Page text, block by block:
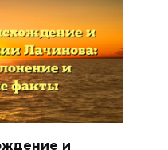
и